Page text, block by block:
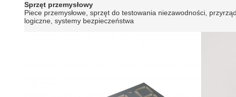
Sprzęt przemysłowy
Piece przemysłowe, sprzęt do testowania niezawodności,
logiczne, systemy bezpieczeństwa